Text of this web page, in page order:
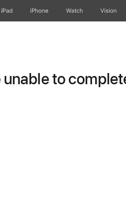
iPad iPhone Watch Vision
unable to